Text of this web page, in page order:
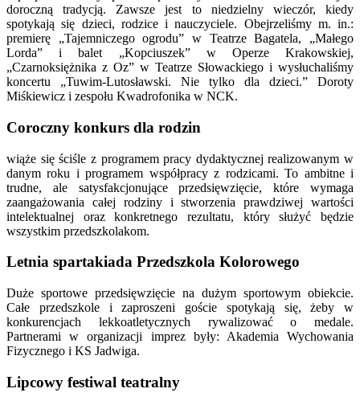
doroczną tradycją. Zawsze jest to niedzielny wieczór, kiedy
spotykają się dzieci, rodzice i nauczyciele. Obejrzeliśmy m. in.:
premierę „Tajemniczego ogrodu” w Teatrze Bagatela, „Małego
Lorda” i balet „Kopciuszek” w Operze Krakowskiej,
„Czarnoksiężnika z Oz” w Teatrze Słowackiego i wysłuchaliśmy
koncertu „Tuwim-Lutosławski. Nie tylko dla dzieci.” Doroty
Miśkiewicz i zespołu Kwadrofonika w NCK.
Coroczny konkurs dla rodzin
wiąże się ściśle z programem pracy dydaktycznej realizowanym w
danym roku i programem współpracy z rodzicami. To ambitne i
trudne, ale satysfakcjonujące przedsięwzięcie, które wymaga
zaangażowania całej rodziny i stworzenia prawdziwej wartości
intelektualnej oraz konkretnego rezultatu, który służyć będzie
wszystkim przedszkolakom.
Letnia spartakiada Przedszkola Kolorowego
Duże sportowe przedsięwzięcie na dużym sportowym obiekcie.
Całe przedszkole i zaproszeni goście spotykają się, żeby w
konkurencjach lekkoatletycznych rywalizować o medale.
Partnerami w organizacji imprez były: Akademia Wychowania
Fizycznego i KS Jadwiga.
Lipcowy festiwal teatralny